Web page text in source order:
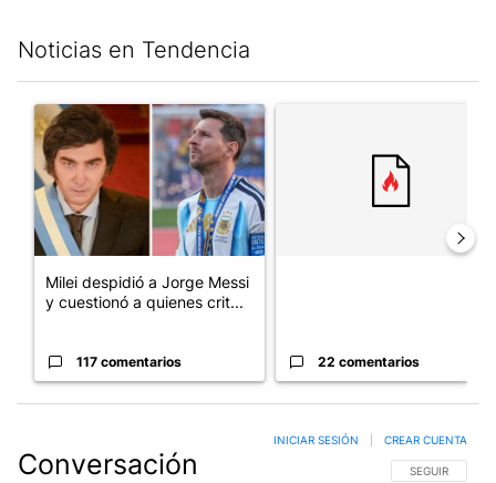
Noticias en Tendencia
Un artículo de tendencia con el título "Milei despidió a Jorge
Milei despidió a Jorge Messi
y cuestionó a quienes crit...
117 comentarios 22 comentarios
Conversación SIGA ESTA
SEGUIR
INICIAR SESIÓN CREAR CUENTA